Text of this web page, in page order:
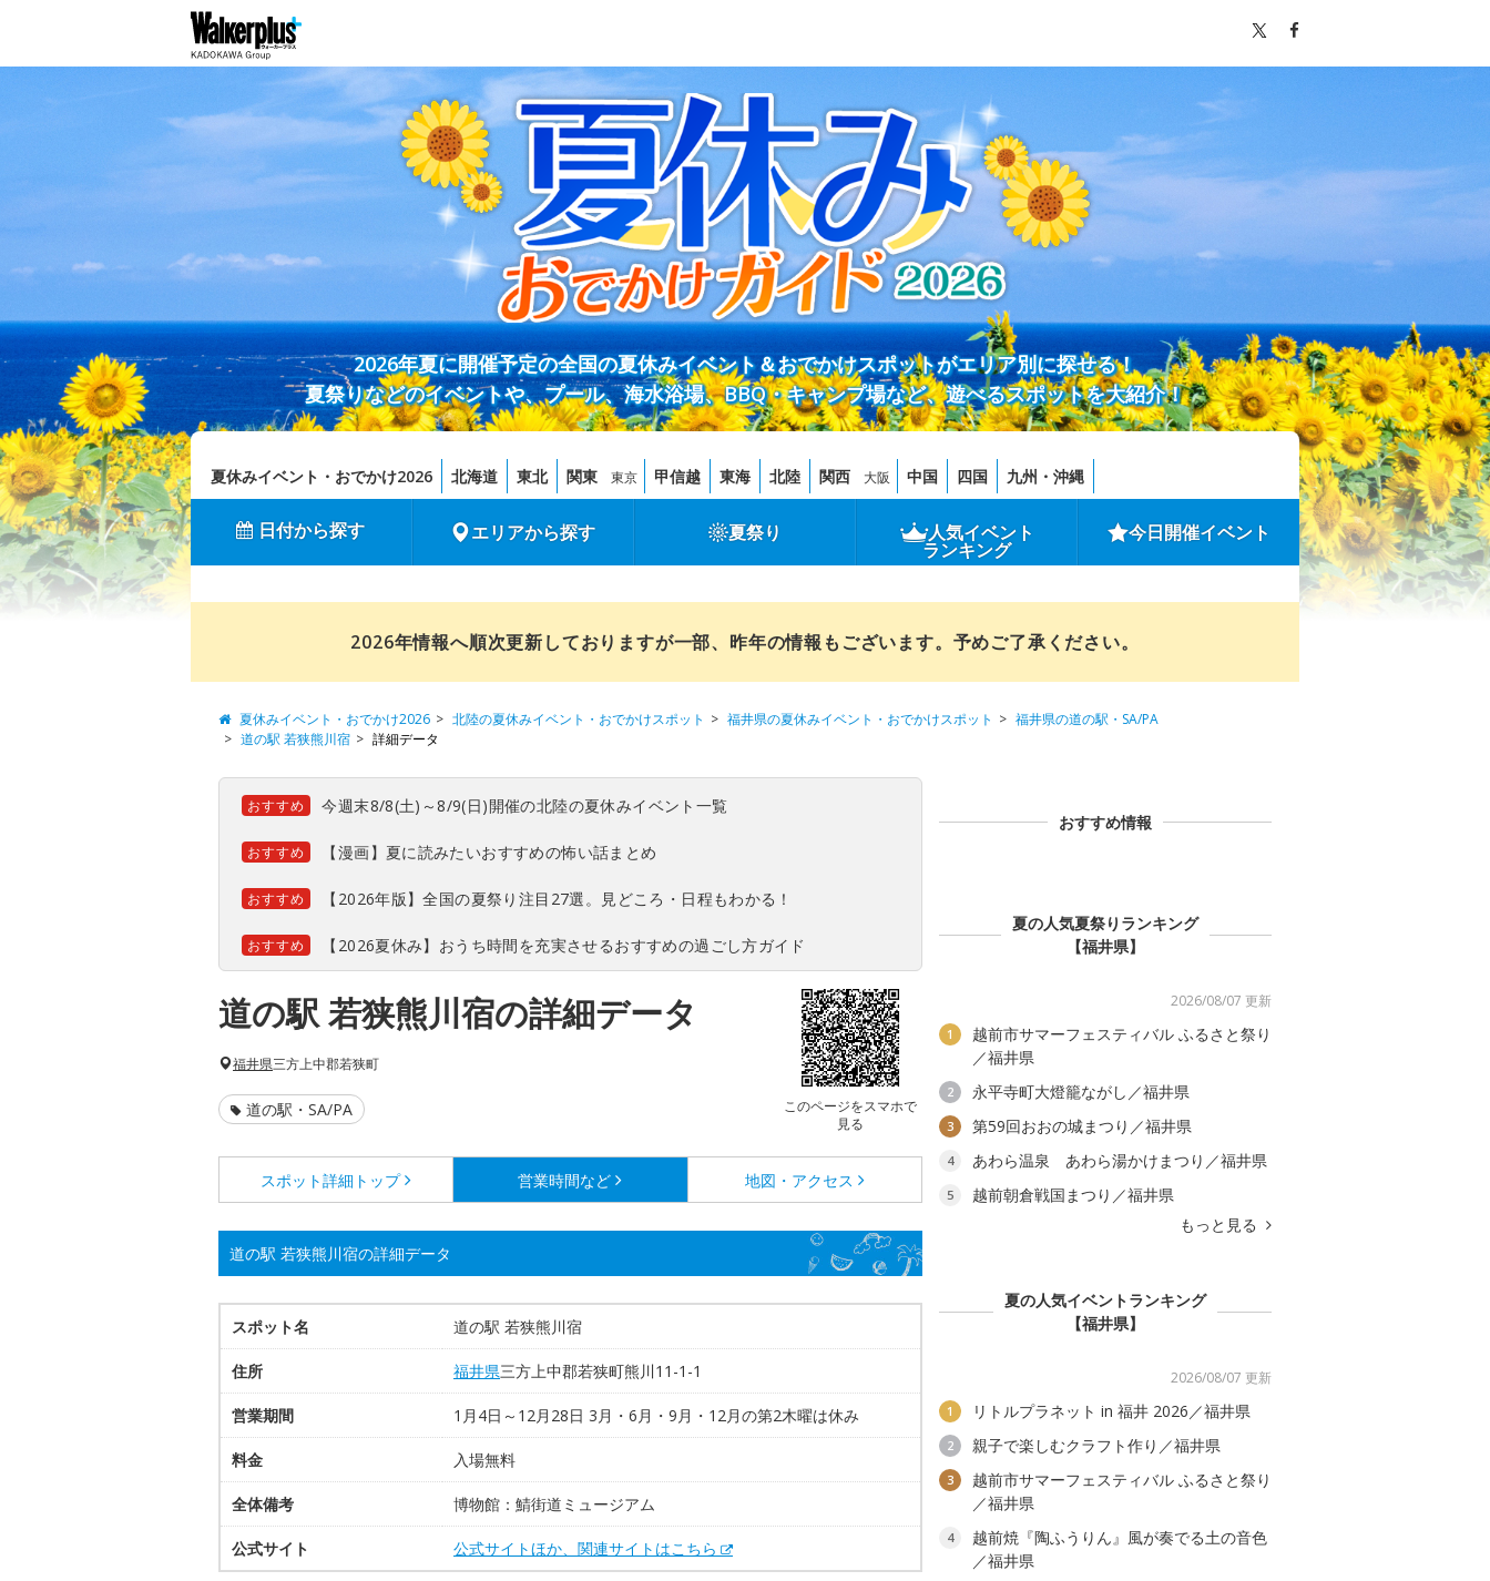
2026年夏に開催予定の全国の夏休みイベント＆おでかけスポットがエリア別に探せる！
夏祭りなどのイベントや、プール、海水浴場、BBQ・キャンプ場など、遊べるスポットを大紹介！
夏休みイベント・おでかけ2026 北海道 東北 関東 東京 甲信越 東海 北陸 関西 大阪 中国 四国 九州・沖縄
日付から探す エリアから探す 夏祭り 人気イベント
ランキング
今日開催イベント
2026年情報へ順次更新しておりますが一部、昨年の情報もございます。予めご了承ください。
夏休みイベント・おでかけ2026 北陸の夏休みイベント・おでかけスポット 福井県の夏休みイベント・おでかけスポット
福井県の道の駅・SA/PA
道の駅 若狭熊川宿
詳細データ
おすすめ 今週末8/8(土)～8/9(日)開催の北陸の夏休みイベント一覧
おすすめ 【漫画】夏に読みたいおすすめの怖い話まとめ
おすすめ 【2026年版】全国の夏祭り注目27選。見どころ・日程もわかる！
おすすめ 【2026夏休み】おうち時間を充実させるおすすめの過ごし方ガイド
道の駅 若狭熊川宿の詳細データ
このページをスマホで
見る
福井県三方上中郡若狭町
道の駅・SA/PA
スポット詳細 トップ 営業時間など 地図・アクセス
道の駅 若狭熊川宿の詳細データ
スポット名 道の駅 若狭熊川宿
住所 福井県三方上中郡若狭町熊川11-1-1
営業期間 1月4日～12月28日 3月・6月・9月・12月の第2木曜は休み
料金 入場無料
全体備考 博物館：鯖街道ミュージアム
公式サイト 公式サイトほか、関連サイトはこちら
おすすめ情報
夏の人気夏祭りランキング
【福井県】
2026/08/07 更新
1
越前市サマーフェスティバル ふるさと祭り
／福井県
2 永平寺町大燈籠ながし／福井県
3 第59回おおの城まつり／福井県
4 あわら温泉 あわら湯かけまつり／福井県
5
越前朝倉戦国まつり／福井県
もっと見る
夏の人気イベントランキング
【福井県】
2026/08/07 更新
1 リトルプラネット in 福井 2026／福井県
2 親子で楽しむクラフト作り／福井県
3
越前市サマーフェスティバル ふるさと祭り
／福井県
4
越前焼『陶ふうりん』風が奏でる土の音色
／福井県